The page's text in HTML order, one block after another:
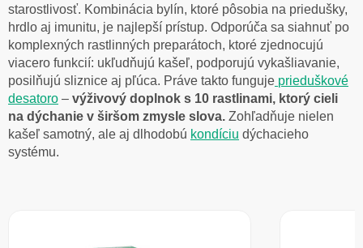
starostlivosť. Kombinácia bylín, ktoré pôsobia na priedušky,
hrdlo aj imunitu, je najlepší prístup. Odporúča sa siahnuť po
komplexných rastlinných preparátoch, ktoré zjednocujú
viacero funkcií: ukľudňujú kašeľ, podporujú vykašliavanie,
posilňujú sliznice aj pľúca. Práve takto funguje prieduškové
desatoro – výživový doplnok s 10 rastlinami, ktorý cieli
na dýchanie v širšom zmysle slova. Zohľadňuje nielen
kašeľ samotný, ale aj dlhodobú kondíciu dýchacieho
systému.